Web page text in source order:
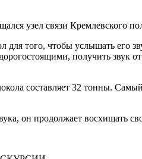
узел связи Кремлевского
для того, чтобы услышать
получить звук
составляет 32 тонны.
он продолжает